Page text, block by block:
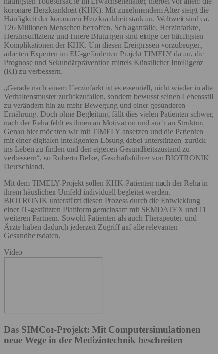
koronare Herzkrankheit (KHK). Mit zunehmendem Alter steigt die
Häufigkeit der koronaren Herzkrankheit stark an. Weltweit sind ca.
126 Millionen Menschen betroffen. Schlaganfälle, Herzinfarkte,
Herzinsuffizienz und innere Blutungen sind einige der häufigsten
Komplikationen der KHK. Um diesen Ereignissen vorzubeugen,
arbeiten Experten im EU-geförderten Projekt TIMELY daran, die
Prognose und Sekundärprävention mittels Künstlicher Intelligenz
(KI) zu verbessern.
„Gerade nach einem Herzinfarkt ist es essentiell, nicht wieder in alte
Verhaltensmuster zurückzufallen, sondern bewusst seinen Lebensstil
zu verändern hin zu mehr Bewegung und einer gesünderen
Ernährung. Doch ohne Begleitung fällt dies vielen Patienten schwer,
nach der Reha fehlt es ihnen an Motivation und auch an Struktur.
Genau hier möchten wir mit TIMELY ansetzen und die Patienten
mit einer digitalen intelligenten Lösung dabei unterstützen, zurück
ins Leben zu finden und den eigenen Gesundheitszustand zu
verbessern“, so Roberto Belke, Geschäftsführer von BIOTRONIK
Deutschland.
Mit dem TIMELY-Projekt sollen KHK-Patienten nach der Reha in
ihrem häuslichen Umfeld individuell begleitet werden.
BIOTRONIK unterstützt diesen Prozess durch die Entwicklung
einer IT-gestützten Plattform gemeinsam mit SEMDATEX und 11
weiteren Partnern. Sowohl Patienten als auch Therapeuten und
Ärzte haben dadurch jederzeit Zugriff auf alle relevanten
Gesundheitsdaten.
Video
Das SIMCor-Projekt: Mit Computersimulationen
neue Wege in der Medizintechnik beschreiten